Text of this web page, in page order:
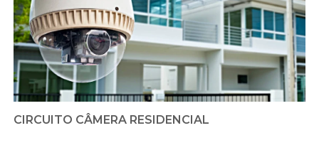
CIRCUITO CÂMERA RESIDENCIAL